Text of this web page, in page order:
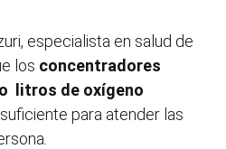
especialista en salud de
los concentradores
litros de oxígeno
para atender las